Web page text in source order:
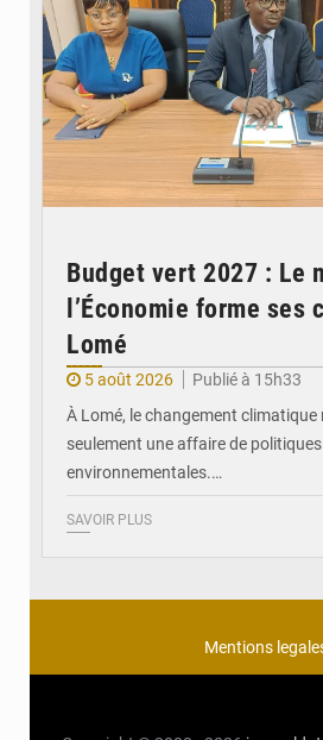
Budget vert 2027 : Le
l’Économie forme ses
Lomé
5 août 2026
Publié à 15h33
À Lomé, le changement climatique
seulement une affaire de politiques
environnementales.…
SAVOIR PLUS
Mentions